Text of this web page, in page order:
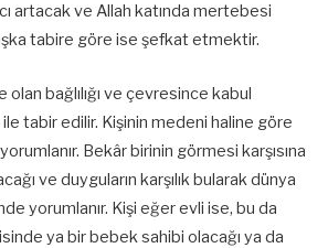
artacak ve Allah katında mertebesi
tabire göre ise şefkat etmektir.
olan bağlılığı ve çevresince kabul
ile tabir edilir. Kişinin medeni haline göre
Bekâr birinin görmesi karşısına
ve duyguların karşılık bularak dünya
yorumlanır. Kişi eğer evli ise, bu da
ya bir bebek sahibi olacağı ya da